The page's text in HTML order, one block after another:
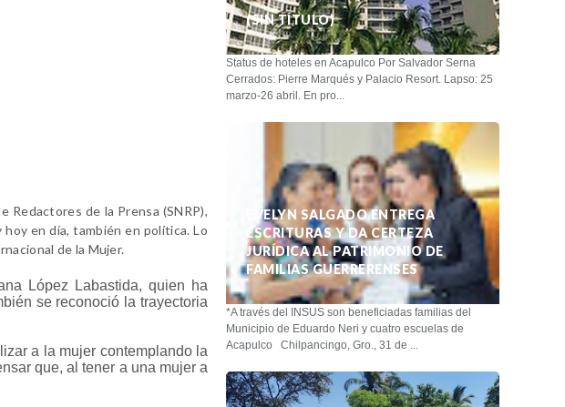
Redactores de la Prensa (SNRP),
en día, también en política. Lo
de la Mujer.
López Labastida, quien ha
se reconoció la trayectoria
a la mujer contemplando la
que, al tener a una mujer a
(SIN TÍTULO)
Status de hoteles en Acapulco Por Salvador Serna
Cerrados: Pierre Marqués y Palacio Resort. Lapso: 25
marzo-26 abril. En pro...
EVELYN SALGADO ENTREGA
ESCRITURAS Y DA CERTEZA
JURÍDICA AL PATRIMONIO DE
FAMILIAS GUERRERENSES
*A través del INSUS son beneficiadas familias del
Municipio de Eduardo Neri y cuatro escuelas de
Acapulco Chilpancingo, Gro., 31 de ...